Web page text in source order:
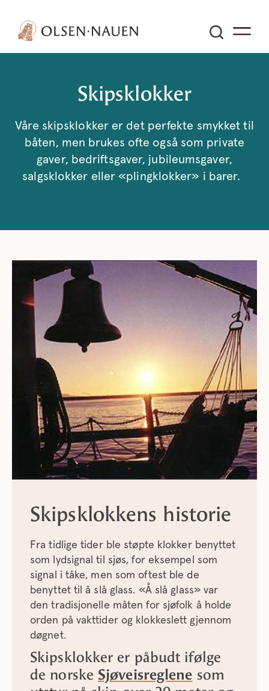
Skipsklokker
Våre skipsklokker er det perfekte smykket til
båten, men brukes ofte også som private
gaver, bedriftsgaver, jubileumsgaver,
salgsklokker eller «plingklokker» i barer.
Skipsklokkens historie
Fra tidlige tider ble støpte klokker benyttet
som lydsignal til sjøs, for eksempel som
signal i tåke, men som oftest ble de
benyttet til å slå glass. «Å slå glass» var
den tradisjonelle måten for sjøfolk å holde
orden på vakttider og klokkeslett gjennom
døgnet.
Skipsklokker er påbudt ifølge
de norske Sjøveisreglene som